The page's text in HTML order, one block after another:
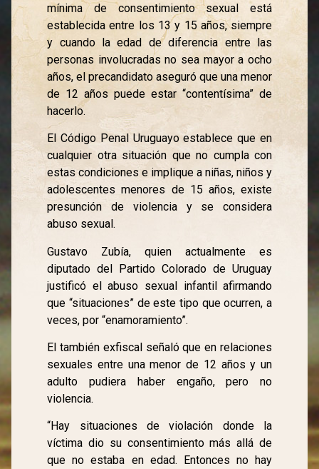
mínima de consentimiento sexual está
establecida entre los 13 y 15 años, siempre
y cuando la edad de diferencia entre las
personas involucradas no sea mayor a ocho
años, el precandidato aseguró que una menor
de 12 años puede estar “contentísima” de
hacerlo.
El Código Penal Uruguayo establece que en
cualquier otra situación que no cumpla con
estas condiciones e implique a niñas, niños y
adolescentes menores de 15 años, existe
presunción de violencia y se considera
abuso sexual.
Gustavo Zubía, quien actualmente es
diputado del Partido Colorado de Uruguay
justificó el abuso sexual infantil afirmando
que “situaciones” de este tipo que ocurren, a
veces, por “enamoramiento”.
El también exfiscal señaló que en relaciones
sexuales entre una menor de 12 años y un
adulto pudiera haber engaño, pero no
violencia.
“Hay situaciones de violación donde la
víctima dio su consentimiento más allá de
que no estaba en edad. Entonces no hay